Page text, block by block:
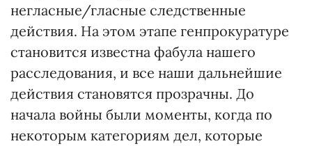
негласные/гласные следственные
действия. На этом этапе генпрокуратуре
становится известна фабула нашего
расследования, и все наши дальнейшие
действия становятся прозрачны. До
начала войны были моменты, когда по
некоторым категориям дел, которые